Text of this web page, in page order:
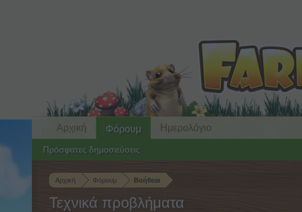
Αρχική Φόρουμ Βοήθεια
Τεχνικά προβλήματα
Αρχική Φόρουμ
Πρόσφατες δημοσιεύσεις
Ημερολόγιο